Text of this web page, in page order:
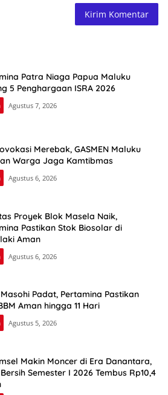
Patra Niaga Papua Maluku
5 Penghargaan ISRA 2026
Agustus 7, 2026
Merebak, GASMEN Maluku
Warga Jaga Kamtibmas
Agustus 6, 2026
Proyek Blok Masela Naik,
Pastikan Stok Biosolar di
Aman
Agustus 6, 2026
Masohi Padat, Pertamina Pastikan
Aman hingga 11 Hari
Agustus 5, 2026
Makin Moncer di Era Danantara,
Semester I 2026 Tembus Rp10,4